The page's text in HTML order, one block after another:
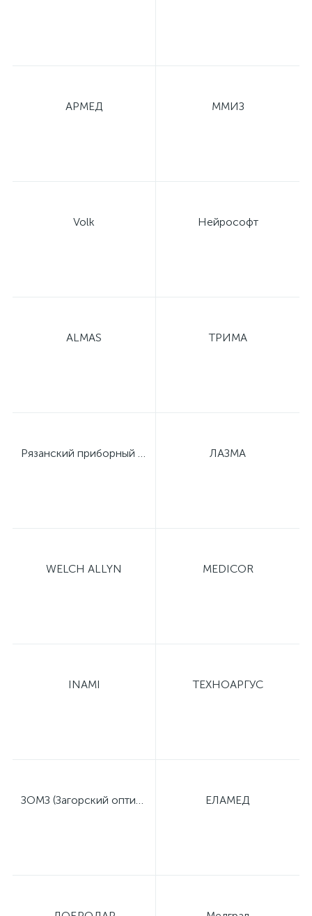
АРМЕД ММИЗ
Volk Нейрософт
ALMAS ТРИМА
Рязанский приборный завод ЛАЗМА
WELCH ALLYN MEDICOR
INAMI ТЕХНОАРГУС
ЗОМЗ (Загорский оптико-механический завод) ЕЛАМЕД